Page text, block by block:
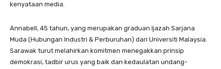
kenyataan media.
Annabell, 45 tahun, yang merupakan graduan Ijazah Sarjana
Muda (Hubungan Industri & Perburuhan) dari Universiti Malaysia
Sarawak turut melahirkan komitmen menegakkan prinsip
demokrasi, tadbir urus yang baik dan kedaulatan undang-